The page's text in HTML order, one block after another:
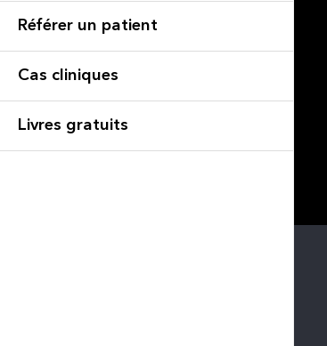
Référer un patient
Cas cliniques
Livres gratuits